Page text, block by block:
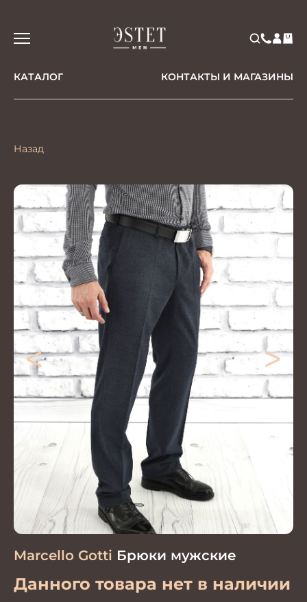
КАТАЛОГ КОНТАКТЫ И МАГАЗИНЫ
Назад
< >
Marcello Gotti Брюки мужские
Данного товара нет в наличии